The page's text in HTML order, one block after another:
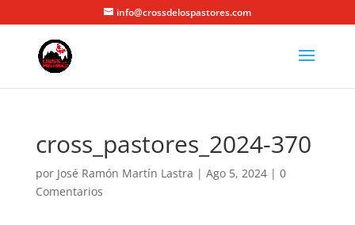
info@crossdelospastores.com
cross_pastores_2024-370
por José Ramón Martín Lastra | Ago 5, 2024| 0
Comentarios